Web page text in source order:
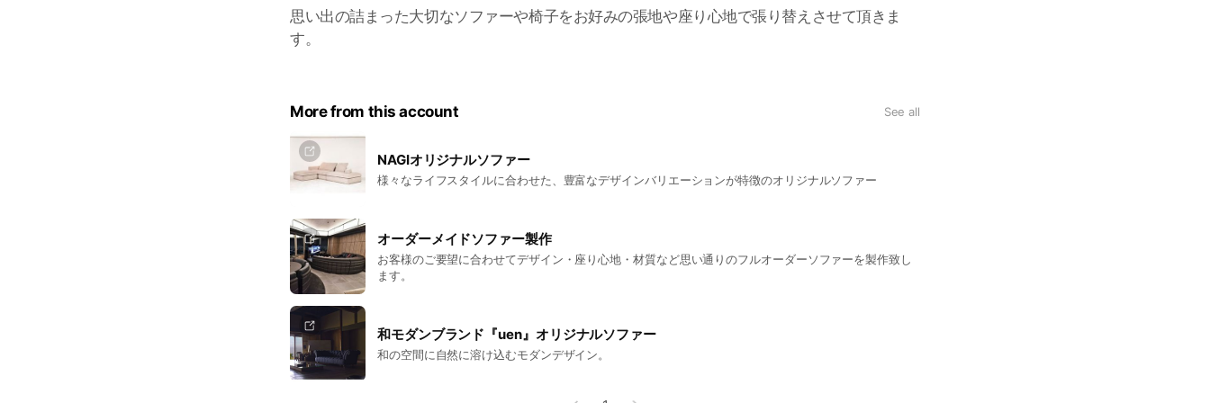
思い出の詰まった大切なソファーや椅子をお好みの張地や座り心地で張り替えさせて頂きま
す。
More from this account See all
NAGIオリジナルソファー
様々なライフスタイルに合わせた、豊富なデザインバリエーションが特徴のオリジナルソファー
オーダーメイドソファー製作
お客様のご要望に合わせてデザイン・座り心地・材質など思い通りのフルオーダーソファーを製作致し
ます。
和モダンブランド『uen』オリジナルソファー
和の空間に自然に溶け込むモダンデザイン。